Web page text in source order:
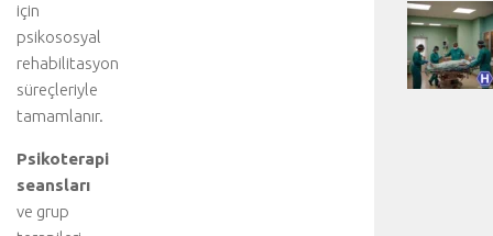
için
psikososyal
rehabilitasyon
süreçleriyle
tamamlanır.
Psikoterapi
seansları
ve grup